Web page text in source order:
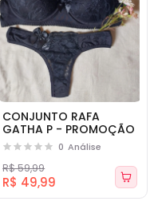
CONJUNTO RAFA
GATHA P - PROMOÇÃO
0 Análise
R$ 49,99
R$ 59,99